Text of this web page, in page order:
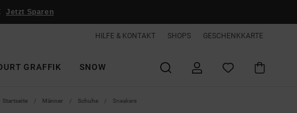
Jetzt Sparen
HILFE & KONTAKT SHOPS GESCHENKKARTE
GRAFFIK SNOW
Startseite Männer Schuhe Sneakers